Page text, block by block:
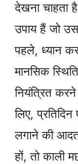
देखना चाहता
उपाय हैं जो
पहले, ध्यान
मानसिक
नियंत्रित
लिए,
लगाने की
हों, तो काली